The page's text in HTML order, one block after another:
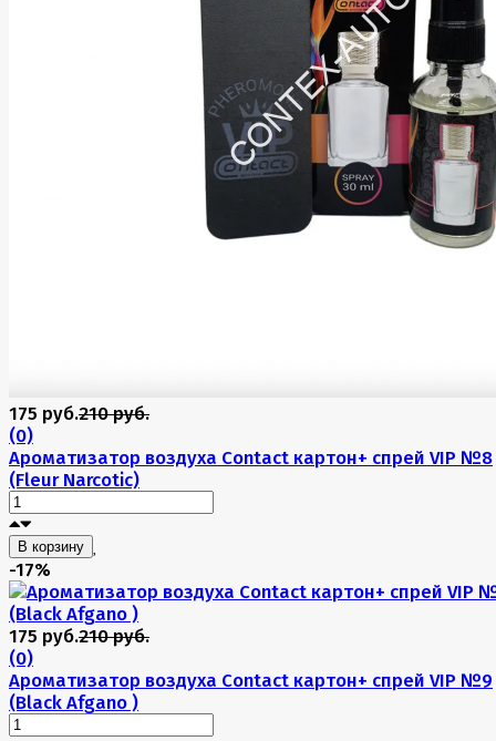
175 руб.210 руб.
(0)
Ароматизатор воздуха Contact картон+ спрей VIP №8
(Fleur Narcotic)
В корзину
-17%
175 руб.210 руб.
(0)
Ароматизатор воздуха Contact картон+ спрей VIP №9
(Black Afgano )